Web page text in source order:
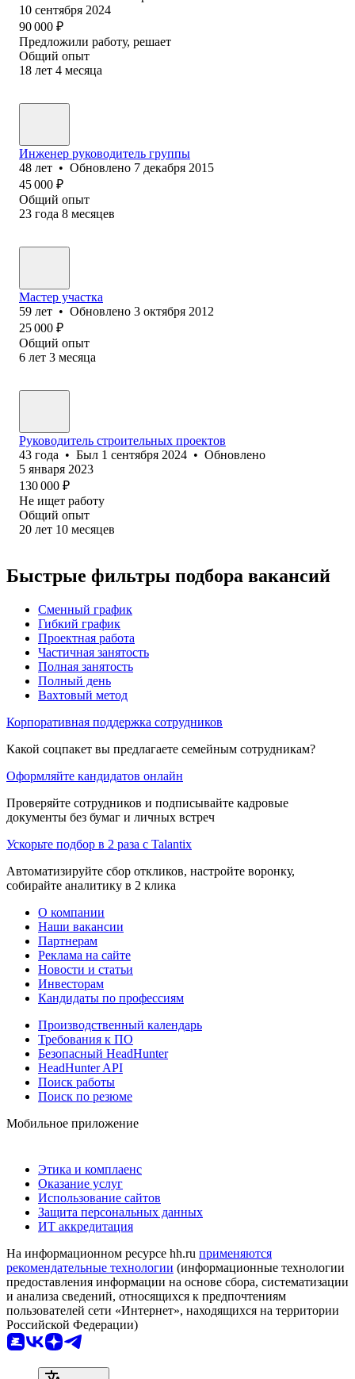
10 сентября 2024
90 000 ₽
Предложили работу, решает
Общий опыт
18 лет 4 месяца
Инженер руководитель группы
48 лет • Обновлено 7 декабря 2015
45 000 ₽
Общий опыт
23 года 8 месяцев
Мастер участка
59 лет • Обновлено 3 октября 2012
25 000 ₽
Общий опыт
6 лет 3 месяца
Руководитель строительных проектов
43 года • Был 1 сентября 2024 • Обновлено
5 января 2023
130 000 ₽
Не ищет работу
Общий опыт
20 лет 10 месяцев
Быстрые фильтры подбора вакансий
Сменный график
Гибкий график
Проектная работа
Частичная занятость
Полная занятость
Полный день
Вахтовый метод
Корпоративная поддержка сотрудников
Какой соцпакет вы предлагаете семейным сотрудникам?
Оформляйте кандидатов онлайн
Проверяйте сотрудников и подписывайте кадровые
документы без бумаг и личных встреч
Ускорьте подбор в 2 раза с Talantix
Автоматизируйте сбор откликов, настройте воронку,
собирайте аналитику в 2 клика
О компании
Наши вакансии
Партнерам
Реклама на сайте
Новости и статьи
Инвесторам
Кандидаты по профессиям
Производственный календарь
Требования к ПО
Безопасный HeadHunter
HeadHunter API
Поиск работы
Поиск по резюме
Мобильное приложение
Этика и комплаенс
Оказание услуг
Использование сайтов
Защита персональных данных
ИТ аккредитация
На информационном ресурсе hh.ru применяются
рекомендательные технологии (информационные технологии
предоставления информации на основе сбора, систематизации
и анализа сведений, относящихся к предпочтениям
пользователей сети «Интернет», находящихся на территории
Российской Федерации)